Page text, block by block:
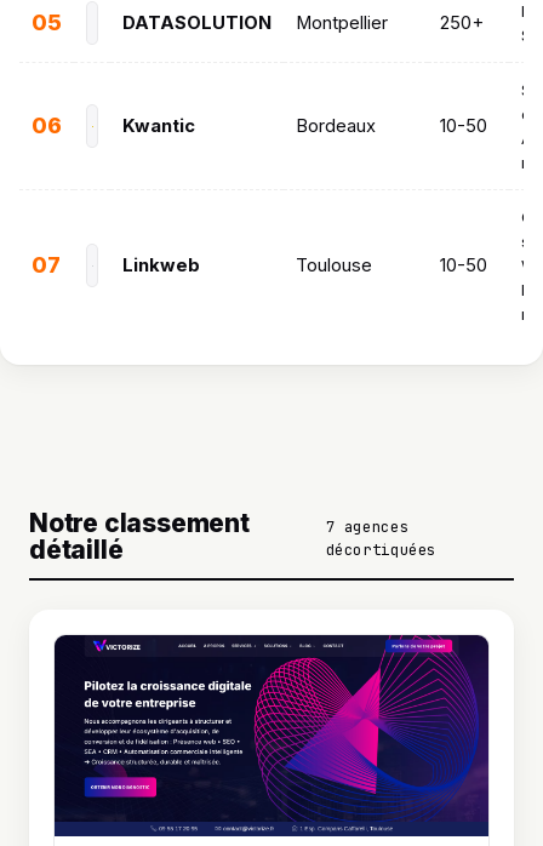
05 DATASOLUTION Montpellier 250+
E-
06 Kwantic Bordeaux 10-50
07 Linkweb Toulouse 10-50
Notre classement
détaillé
7 agences
décortiquées